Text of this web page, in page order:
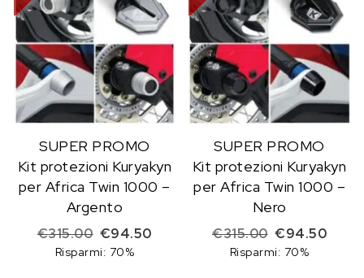
SUPER PROMO
Kit protezioni Kuryakyn
per Africa Twin 1000 –
Argento
€315.00 Il prezzo originale era: €315.00.
€94.50Il prezzo attuale è: €94.50.
Risparmi: 70%
SUPER PROMO
Kit protezioni Kuryakyn
per Africa Twin 1000 –
Nero
€315.00 Il prezzo
€94.50Il
Risparmi: 70%